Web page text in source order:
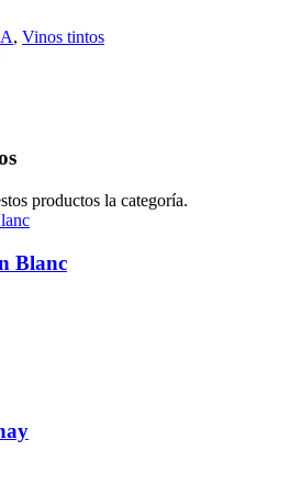
, Vinos tintos
productos la categoría.
Blanc